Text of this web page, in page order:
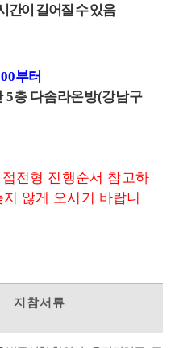
간이 길어질 수 있음
부터
5층 다솜라온방(강남구
전형 진행순서 참고하
지 않게 오시기 바랍니
지 참 서 류